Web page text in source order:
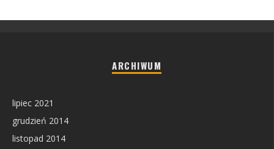
ARCHIWUM
lipiec 2021
grudzień 2014
listopad 2014